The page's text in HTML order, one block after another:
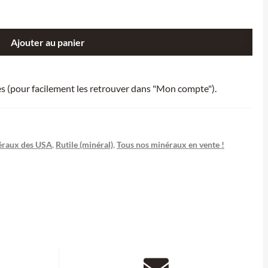
Ajouter au panier
(pour facilement les retrouver dans "Mon compte").
des USA, Rutile (minéral), Tous nos minéraux en vente !